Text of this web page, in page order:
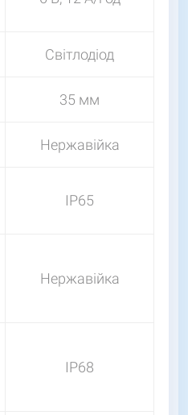
Світлодіод
35 мм
Нержавійка
IP65
Нержавійка
IP68